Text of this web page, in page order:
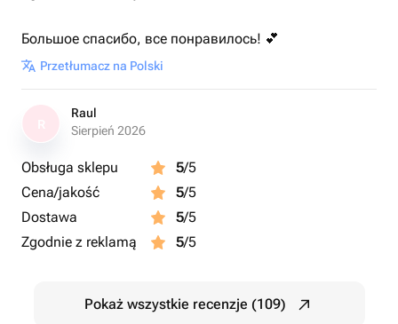
Большое спасибо, все понравилось! 💕
Przetłumacz na Polski
Raul
Sierpień 2026
Obsługa sklepu 5/5
Cena/jakość
5/5
Dostawa
5/5
Zgodnie z reklamą
5/5
Pokaż wszystkie recenzje (109)